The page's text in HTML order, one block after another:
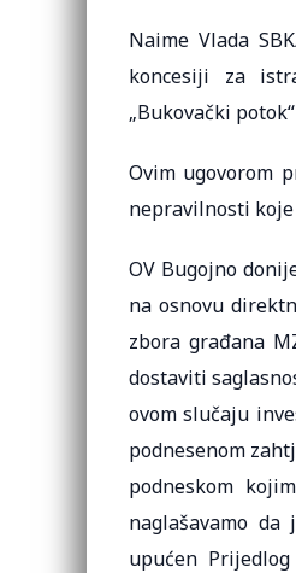
Naime Vlada
koncesiji za
„Bukovački
Ovim ugovorom
nepravilnosti koje
OV Bugojno
na osnovu
zbora građana
dostaviti
ovom slučaju
podnesenom
podneskom
naglašavamo
upućen